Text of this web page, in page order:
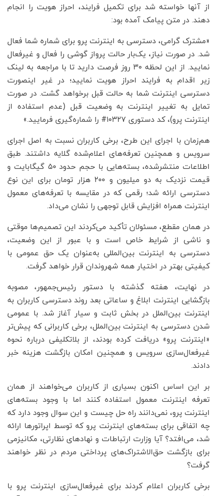
از آنها خواسته شد برای تکمیل فرایند، احراز هویت را انجام
دهند. در متن پیامک آمده بود:
«مشترک گرامی، دسترسی به اینترنت پرو برای شماره شما فعال
شد. در صورت نیاز، یک‌بار حالت پرواز گوشی را فعال و غیرفعال
نمایید. از این لحظه ۳۰ روز فرصت دارید تا با مراجعه به لینک
زیر اقدام به فرایند احراز هویت نمایید؛ در غیر اینصورت
دسترسی اینترنت شما به حالت قبل برخواهد گشت. در صورت
تمایل به تغییر اینترنت به وضعیت قبل (عدم استفاده از
اینترنت پرو)، کد دستوری ۱۰۳۲۷# را شماره‌گیری فرمایید.»
هم‌زمان با اجرای این طرح، برخی کاربران نسبت به اصل اجرای
سرویس و همچنین تعرفه‌های اعلام‌شده گلایه داشتند. طبق
اطلاعات منتشرشده، بسته‌هایی با حجم حدود ۵۰ گیگابایت و
قیمت نزدیک به دو میلیون و ۲۰۰ هزار تومان برای این نوع
دسترسی ارائه شد؛ رقمی که در مقایسه با تعرفه‌های معمول
اینترنت همراه افزایش قابل توجهی را نشان می‌داد.
در همان مقطع، مسئولان تأکید می‌کردند این تصمیم‌ها موقتی
و ناشی از شرایط خاص است و با عبور از این وضعیت،
دسترسی به اینترنت بین‌المللی به‌عنوان یک حق عمومی با
کیفیتی بهتر در اختیار همه شهروندان قرار خواهد گرفت.
در نهایت، هفته گذشته با دستور رئیس‌جمهور، مصوبه
بازگشایی اینترنت ابلاغ و ساعاتی بعد روند دسترسی کاربران به
اینترنت بین‌الملل در بخش ثابت و سیار آغاز شد. با عمومی
شدن دسترسی به اینترنت بین‌الملل، برخی کاربرانی که پیش‌تر
«اینترنت پرو» دریافت کرده بودند، از بلاتکلیفی درباره نحوه
غیرفعال‌سازی سرویس و همچنین امکان بازگشت هزینه خبر
دادند.
بر این اساس اکنون بسیاری از کاربران می‌خواهند از همان
تعرفه‌ اینترنت معمول استفاده کنند اما با وجود بسته‌های
اینترنت پرو، نمی‌دانند راه حل چیست و این سوال وجود دارد که
چه اتفاقی برای بسته‌های اینترنت پرو که توسط اپراتورها ارائه
شد، می‌افتد؟ آیا وزارت ارتباطات و نهادهای نظارتی، مکانیزمی
برای بازگشت حق‌الاشتراک‌های پرداختی مردم در نظر خواهند
گرفت؟
برخی کاربران اعلام کردند برای غیرفعال‌سازی اینترنت پرو با